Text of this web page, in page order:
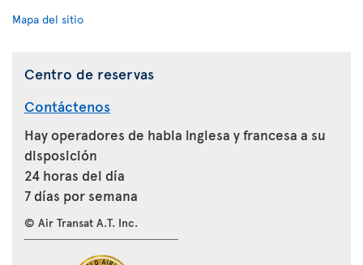
Mapa del sitio
Centro de reservas
Contáctenos
Hay operadores de habla inglesa y francesa a su
disposición
24 horas del día
7 días por semana
© Air Transat A.T. Inc.